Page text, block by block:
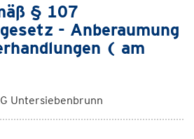
§ 107
- Anberaumung
( am
Untersiebenbrunn